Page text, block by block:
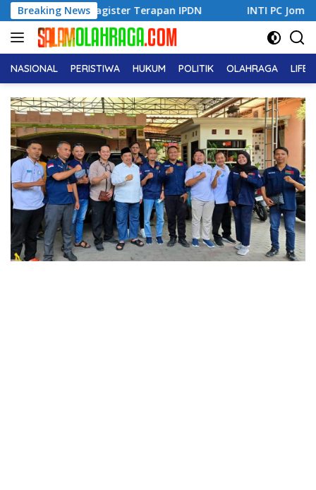
Langsung
ke
konten
Breaking News
Terapan IPDN INTI PC Jombang dan PK Margo
NASIONAL PERISTIWA HUKUM POLITIK OLAHRAGA